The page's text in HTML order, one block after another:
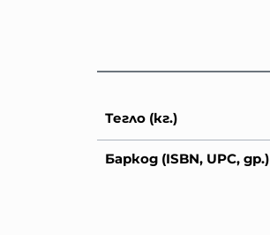
Тегло (кг.)
Баркод (ISBN, UPC, др.)